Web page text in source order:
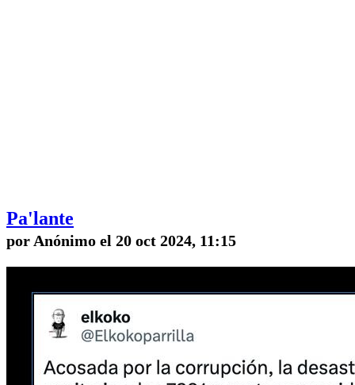
Pa'lante
por Anónimo el 20 oct 2024, 11:15